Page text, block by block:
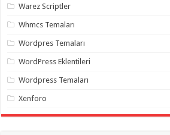
Warez Scriptler
Whmcs Temaları
Wordpres Temaları
WordPress Eklentileri
Wordpress Temaları
Xenforo